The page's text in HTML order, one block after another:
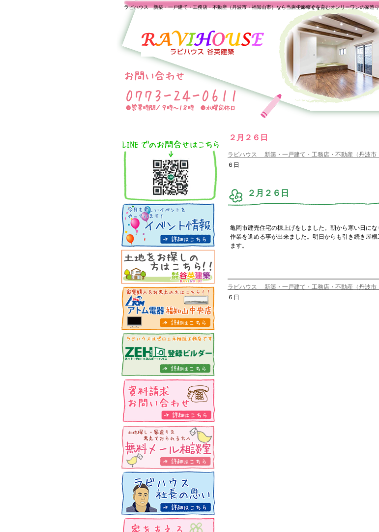
２月２６日
一生の幸せを育むオンリーワンの家造
ラビハウス 新築・一戸建て・工務店・不動産（丹波市・福知山市）なら当店で家づくり
ラビハウス 新築・一戸建て・工務店・不動産（丹波市
６日
２月２６日
亀岡市建売住宅の棟上げをしました。朝から寒い日に
作業を進める事が出来ました。明日からも引き続き屋
ます。
ラビハウス 新築・一戸建て・工務店・不動産（丹波市
６日